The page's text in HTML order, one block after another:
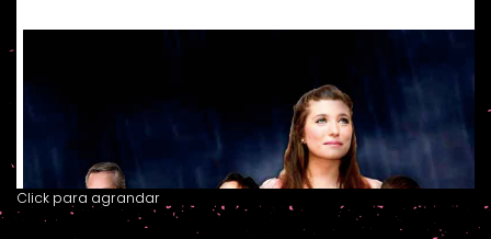
Click para agrandar